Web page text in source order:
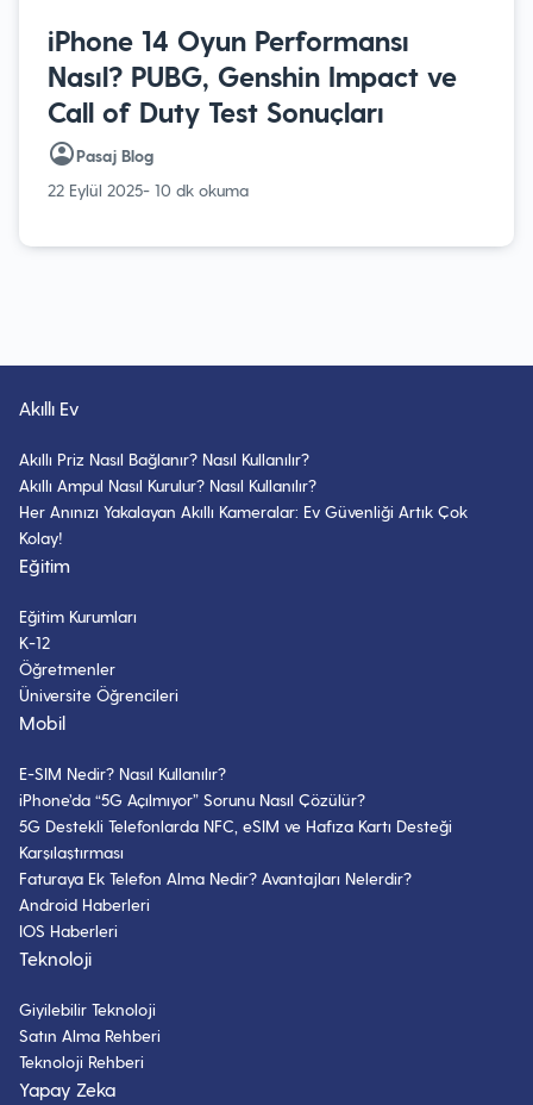
iPhone 14 Oyun Performansı
Nasıl? PUBG, Genshin Impact ve
Call of Duty Test Sonuçları
Pasaj Blog
22 Eylül 2025- 10 dk okuma
Akıllı Ev
Akıllı Priz Nasıl Bağlanır? Nasıl Kullanılır?
Akıllı Ampul Nasıl Kurulur? Nasıl Kullanılır?
Her Anınızı Yakalayan Akıllı Kameralar: Ev Güvenliği Artık Çok
Kolay!
Eğitim
Eğitim Kurumları
K-12
Öğretmenler
Üniversite Öğrencileri
Mobil
E-SIM Nedir? Nasıl Kullanılır?
iPhone’da “5G Açılmıyor” Sorunu Nasıl Çözülür?
5G Destekli Telefonlarda NFC, eSIM ve Hafıza Kartı Desteği
Karşılaştırması
Faturaya Ek Telefon Alma Nedir? Avantajları Nelerdir?
Android Haberleri
IOS Haberleri
Teknoloji
Giyilebilir Teknoloji
Satın Alma Rehberi
Teknoloji Rehberi
Yapay Zeka